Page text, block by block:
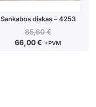
Sankabos diskas – 4253
85,60€
66,00€ +PVM